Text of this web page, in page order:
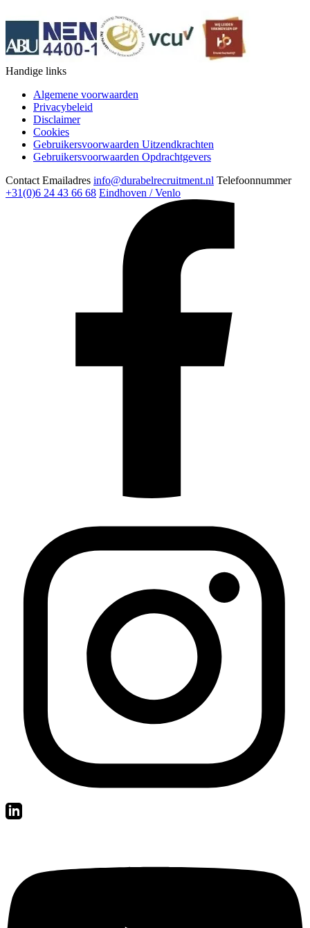
Handige links
Algemene voorwaarden
Privacybeleid
Disclaimer
Cookies
Gebruikersvoorwaarden Uitzendkrachten
Gebruikersvoorwaarden Opdrachtgevers
Contact Emailadres info@durabelrecruitment.nl Telefoonnummer
+31(0)6 24 43 66 68 Eindhoven / Venlo